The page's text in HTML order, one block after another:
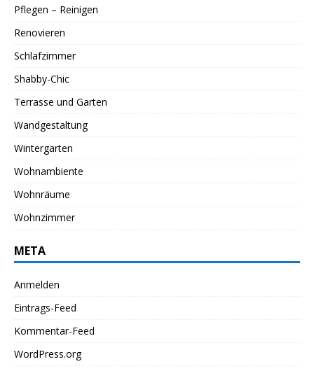
Pflegen – Reinigen
Renovieren
Schlafzimmer
Shabby-Chic
Terrasse und Garten
Wandgestaltung
Wintergarten
Wohnambiente
Wohnräume
Wohnzimmer
META
Anmelden
Eintrags-Feed
Kommentar-Feed
WordPress.org